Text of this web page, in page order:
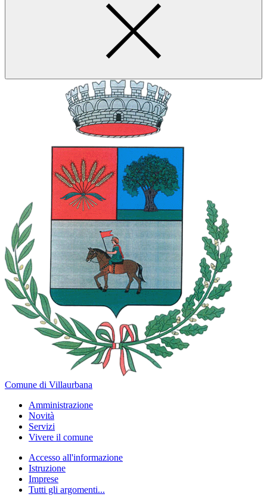
Comune di Villaurbana
Amministrazione
Novità
Servizi
Vivere il comune
Accesso all'informazione
Istruzione
Imprese
Tutti gli argomenti...